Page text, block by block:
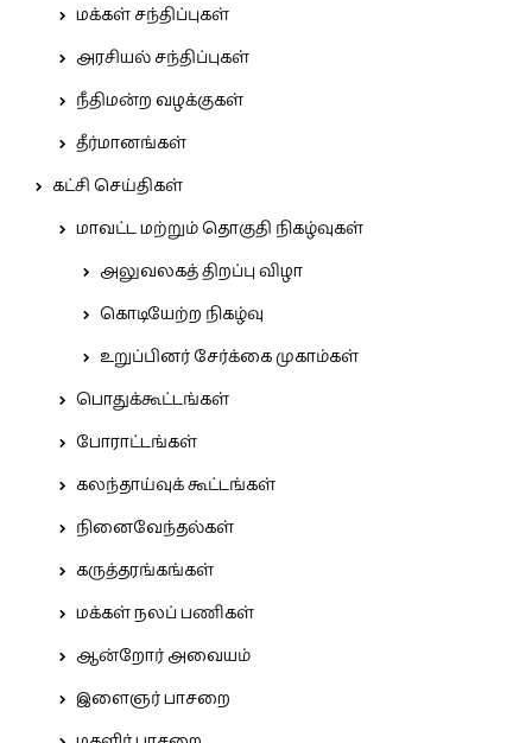
மக்கள் சந்திப்புகள்
அரசியல் சந்திப்புகள்
நீதிமன்ற வழக்குகள்
தீர்மானங்கள்
கட்சி செய்திகள்
மாவட்ட மற்றும் தொகுதி நிகழ்வுகள்
அலுவலகத் திறப்பு விழா
கொடியேற்ற நிகழ்வு
உறுப்பினர் சேர்க்கை முகாம்கள்
பொதுக்கூட்டங்கள்
போராட்டங்கள்
கலந்தாய்வுக் கூட்டங்கள்
நினைவேந்தல்கள்
கருத்தரங்கங்கள்
மக்கள் நலப் பணிகள்
ஆன்றோர் அவையம்
இளைஞர் பாசறை